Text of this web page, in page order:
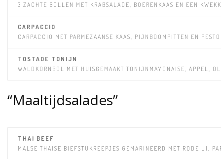
3 ZACHTE BOLLEN MET KRABSALADE, BOERENKAAS EN EEN
CARPACCIO
CARPACCIO MET PARMEZAANSE KAAS, PIJNBOOMPITTEN EN
TOSTADE TONIJN
WALDKORNBOL MET HUISGEMAAKT TONIJNMAYONAISE, APPEL,
“Maaltijdsalades”
THAI BEEF
MALSE THAISE BIEFSTUKREEPJES GEMARINEERD MET RODE UI,